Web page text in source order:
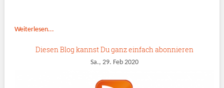
Weiterlesen...
Diesen Blog kannst Du ganz einfach abonnieren
Sa., 29. Feb 2020